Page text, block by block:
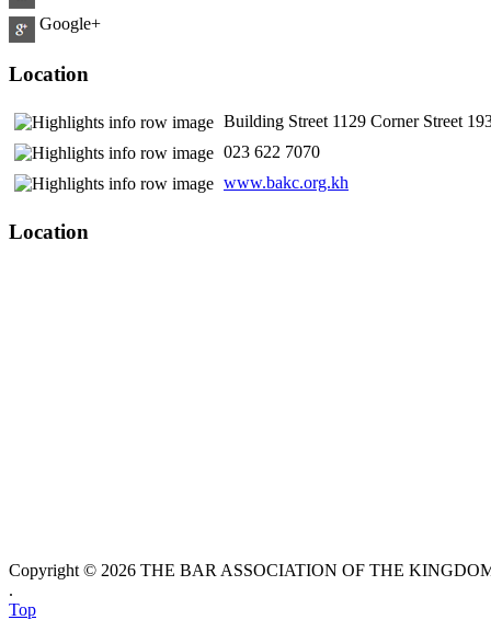
Google+
Location
Building Street 1129 Corner Street
​ 023 622 7070
www.bakc.org.kh
Location
Copyright © 2026 THE BAR ASSOCIATION OF THE
.
Top